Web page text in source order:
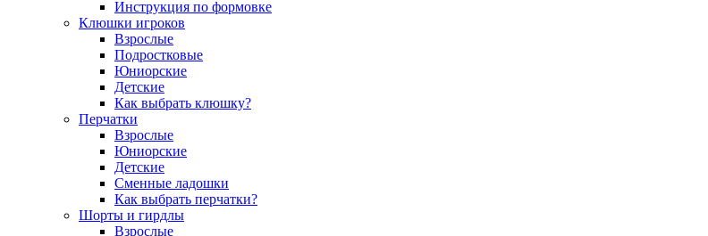
Инструкция по формовке
Клюшки игроков
Взрослые
Подростковые
Юниорские
Детские
Как выбрать клюшку?
Перчатки
Взрослые
Юниорские
Детские
Сменные ладошки
Как выбрать перчатки?
Шорты и гирдлы
Взрослые